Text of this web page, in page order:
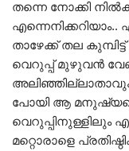
തന്നെ നോക്കി
താഴേക്ക് തല
വെറുപ്പ് മുഴുവൻ
പോയി ആ
വെറുപ്പിനുള്ളിലും
മറ്റൊരാളെ